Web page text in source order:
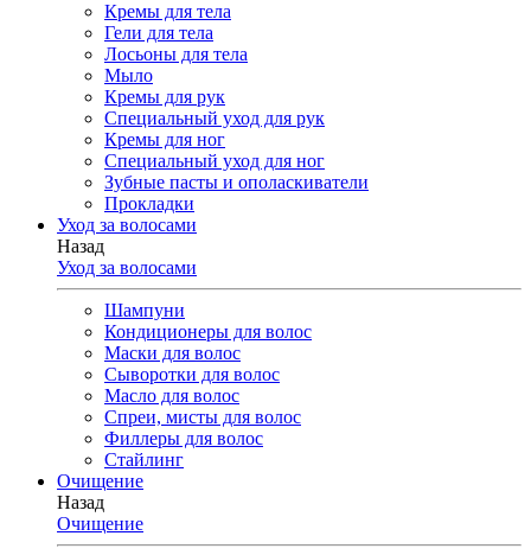
Кремы для тела
Гели для тела
Лосьоны для тела
Мыло
Кремы для рук
Специальный уход для рук
Кремы для ног
Специальный уход для ног
Зубные пасты и ополаскиватели
Прокладки
Уход за волосами
Назад
Уход за волосами
Шампуни
Кондиционеры для волос
Маски для волос
Сыворотки для волос
Масло для волос
Спреи, мисты для волос
Филлеры для волос
Стайлинг
Очищение
Назад
Очищение